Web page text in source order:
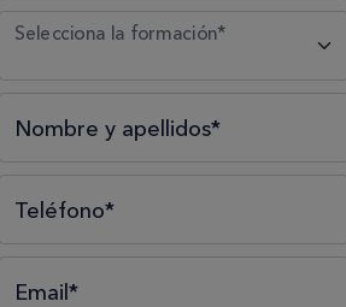
Selecciona la formación*
Nombre y apellidos*
Teléfono*
Email*